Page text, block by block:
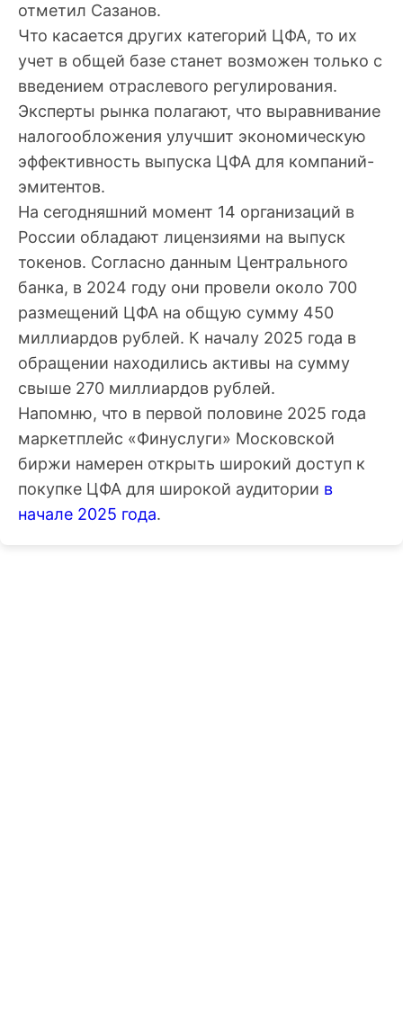
отметил Сазанов.
Что касается других категорий ЦФА, то их
учет в общей базе станет возможен только с
введением отраслевого регулирования.
Эксперты рынка полагают, что выравнивание
налогообложения улучшит экономическую
эффективность выпуска ЦФА для компаний-
эмитентов.
На сегодняшний момент 14 организаций в
России обладают лицензиями на выпуск
токенов. Согласно данным Центрального
банка, в 2024 году они провели около 700
размещений ЦФА на общую сумму 450
миллиардов рублей. К началу 2025 года в
обращении находились активы на сумму
свыше 270 миллиардов рублей.
Напомню, что в первой половине 2025 года
маркетплейс «Финуслуги» Московской
биржи намерен открыть широкий доступ к
покупке ЦФА для широкой аудитории в
начале 2025 года.